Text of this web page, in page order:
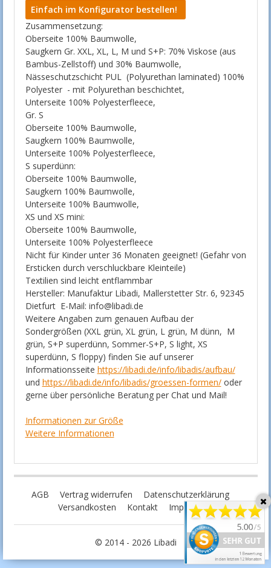
Einfach im Konfigurator bestellen!
Zusammensetzung:
Oberseite 100% Baumwolle,
Saugkern Gr. XXL, XL, L, M und S+P: 70% Viskose (aus
Bambus-Zellstoff) und 30% Baumwolle,
Nässeschutzschicht PUL (Polyurethan laminated) 100%
Polyester - mit Polyurethan beschichtet,
Unterseite 100% Polyesterfleece,
Gr. S
Oberseite 100% Baumwolle,
Saugkern 100% Baumwolle,
Unterseite 100% Polyesterfleece,
S superdünn:
Oberseite 100% Baumwolle,
Saugkern 100% Baumwolle,
Unterseite 100% Baumwolle,
XS und XS mini:
Oberseite 100% Baumwolle,
Unterseite 100% Polyesterfleece
Nicht für Kinder unter 36 Monaten geeignet! (Gefahr von
Ersticken durch verschluckbare Kleinteile)
Textilien sind leicht entflammbar
Hersteller: Manufaktur Libadi, Mallerstetter Str. 6, 92345
Dietfurt E-Mail: info@libadi.de
Weitere Angaben zum genauen Aufbau der
Sondergrößen (XXL grün, XL grün, L grün, M dünn, M
grün, S+P superdünn, Sommer-S+P, S light, XS
superdünn, S floppy) finden Sie auf unserer
Informationsseite https://libadi.de/info/libadis/aufbau/
und https://libadi.de/info/libadis/groessen-formen/oder
gerne über persönliche Beratung per Chat und Mail!
Informationen zur Größe
Weitere Informationen
AGB Vertrag widerrufen
Datenschutzerklärung
Versandkosten
Kontakt Impressum
© 2014 - 2026 Libadi